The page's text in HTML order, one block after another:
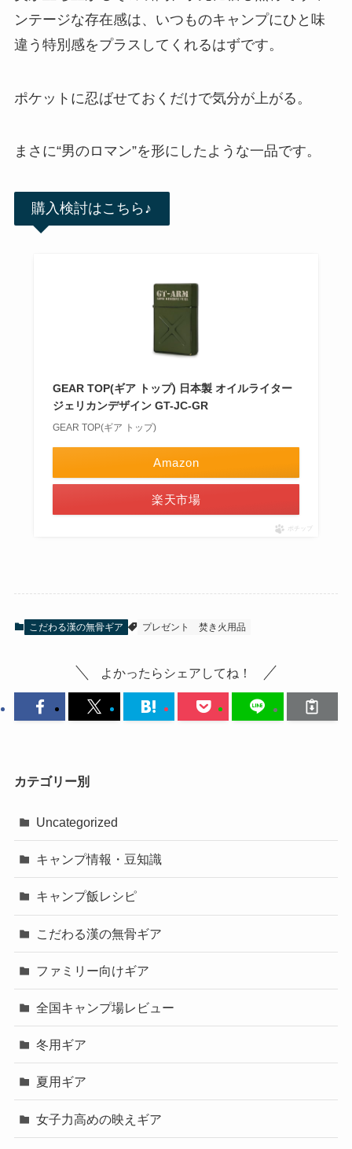
ンテージな存在感は、いつものキャンプにひと味
違う特別感をプラスしてくれるはずです。
ポケットに忍ばせておくだけで気分が上がる。
まさに“男のロマン”を形にしたような一品です。
購入検討はこちら♪
GEAR TOP(ギア トップ) 日本製 オイルライター
ジェリカンデザイン GT-JC-GR
GEAR TOP(ギア トップ)
Amazon
楽天市場
ポチップ
こだわる漢の無骨ギア プレゼント 焚き火用品
よかったらシェアしてね！
カテゴリー別
Uncategorized
キャンプ情報・豆知識
キャンプ飯レシピ
こだわる漢の無骨ギア
ファミリー向けギア
全国キャンプ場レビュー
冬用ギア
夏用ギア
女子力高めの映えギア